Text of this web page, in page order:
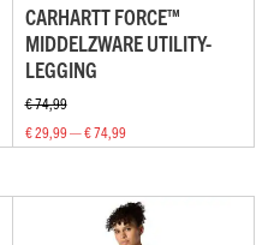
CARHARTT FORCE™
MIDDELZWARE UTILITY-
LEGGING
€ 74,99
€ 29,99 — € 74,99